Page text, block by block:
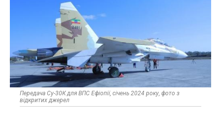
Передача Су-30К для ВПС Ефіопії, січень 2024 року, фото з
відкритих джерел